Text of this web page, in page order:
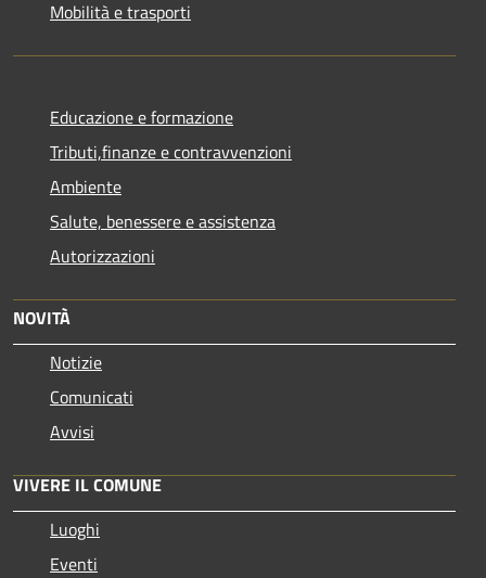
Mobilità e trasporti
Educazione e formazione
Tributi,finanze e contravvenzioni
Ambiente
Salute, benessere e assistenza
Autorizzazioni
NOVITÀ
Notizie
Comunicati
Avvisi
VIVERE IL COMUNE
Luoghi
Eventi